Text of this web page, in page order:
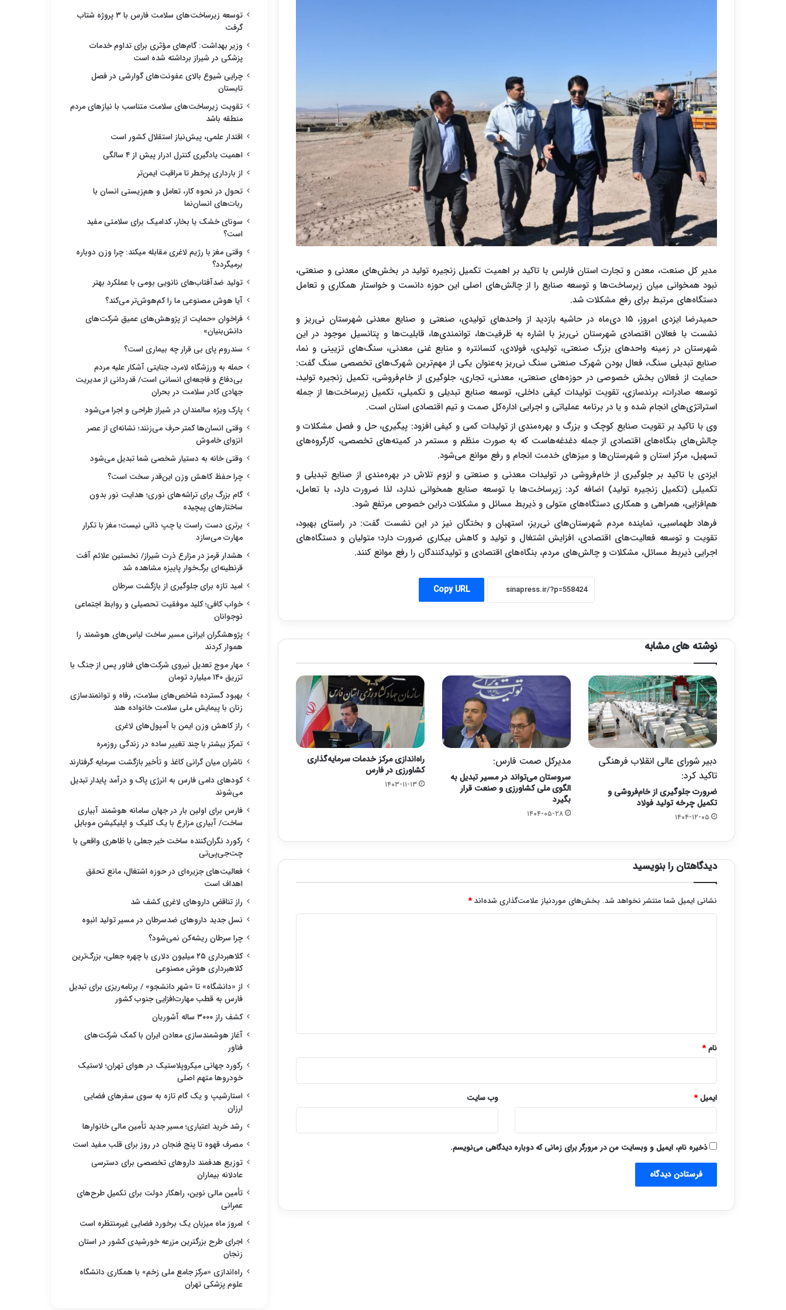
مدیر کل صنعت، معدن و تجارت استان فارلس با تاکید بر اهمیت تکمیل زنجیره تولید در بخش‌های معدنی و صنعتی،
نبود همخوانی میان زیرساخت‌ها و توسعه صنایع را از چالش‌های اصلی این حوزه دانست و خواستار همکاری و تعامل
دستگاه‌های مرتبط برای رفع مشکلات شد.
حمیدرضا ایزدی امروز، ۱۵ دی‌ماه در حاشیه بازدید از واحدهای تولیدی، صنعتی و صنایع معدنی شهرستان نی‌ریز و
نشست با فعالان اقتصادی شهرستان نی‌ریز با اشاره به ظرفیت‌ها، توانمندی‌ها، قابلیت‌ها و پتانسیل موجود در این
شهرستان در زمینه واحدهای بزرگ صنعتی، تولیدی، فولادی، کنسانتره و منابع غنی معدنی، سنگ‌های تزیینی و نما،
صنایع تبدیلی سنگ، فعال بودن شهرک صنعتی سنگ نی‌ریز به‌عنوان یکی از مهم‌ترین شهرک‌های تخصصی سنگ گفت:
حمایت از فعالان بخش خصوصی در حوزه‌های صنعتی، معدنی، تجاری، جلوگیری از خام‌فروشی، تکمیل زنجیره تولید،
توسعه صادرات، برندسازی، تقویت تولیدات کیفی داخلی، توسعه صنایع تبدیلی و تکمیلی، تکمیل زیرساخت‌ها از جمله
استراتژی‌های انجام شده و یا در برنامه عملیاتی و اجرایی اداره‌کل صمت و تیم اقتصادی استان است.
وی با تاکید بر تقویت صنایع کوچک و بزرگ و بهره‌مندی از تولیدات کمی و کیفی افزود: پیگیری، حل و فصل مشکلات و
چالش‌های بنگاه‌های اقتصادی از جمله دغدغه‌هاست که به صورت منظم و مستمر در کمیته‌های تخصصی، کارگروه‌های
تسهیل، مرکز استان و شهرستان‌ها و میزهای خدمت انجام و رفع موانع می‌شود.
ایزدی با تاکید بر جلوگیری از خام‌فروشی در تولیدات معدنی و صنعتی و لزوم تلاش در بهره‌مندی از صنایع تبدیلی و
تکمیلی (تکمیل زنجیره تولید) اضافه کرد: زیرساخت‌ها با توسعه صنایع همخوانی ندارد، لذا ضرورت دارد، با تعامل،
هم‌افزایی، همراهی و همکاری دستگاه‌های متولی و ذیربط مسائل و مشکلات دراین خصوص مرتفع شود.
فرهاد طهماسبی، نماینده مردم شهرستان‌های نی‌ریز، استهبان و بختگان نیز در این نشست گفت: در راستای بهبود،
تقویت و توسعه فعالیت‌های اقتصادی، افزایش اشتغال و تولید و کاهش بیکاری ضرورت دارد؛ متولیان و دستگاه‌های
اجرایی ذیربط مسائل، مشکلات و چالش‌های مردم، بنگاه‌های اقتصادی و تولیدکنندگان را رفع موانع کنند.
Copy URL
نوشته های مشابه
دبیر شورای عالی انقلاب فرهنگی
تاکید کرد:
ضرورت جلوگیری از خام‌فروشی و
تکمیل چرخه تولید فولاد
۱۴۰۴-۱۲-۰۵
مدیرکل صمت فارس:
سروستان می‌تواند در مسیر تبدیل به
الگوی ملی کشاورزی و صنعت قرار
بگیرد
۱۴۰۴-۰۵-۲۸
راه‌اندازی مرکز خدمات سرمایه‌گذاری
کشاورزی در فارس
۱۴۰۳-۱۱-۱۳
دیدگاهتان را بنویسید
نشانی ایمیل شما منتشر نخواهد شد. بخش‌های موردنیاز علامت‌گذاری شده‌اند*
نام*
ایمیل* وب‌ سایت
ذخیره نام، ایمیل و وبسایت من در مرورگر برای زمانی که دوباره دیدگاهی می‌نویسم.
توسعه زیرساخت‌های سلامت فارس با ۳ پروژه شتاب
گرفت
وزیر بهداشت: گام‌های مؤثری برای تداوم خدمات
پزشکی در شیراز برداشته شده است
چرایی شیوع بالای عفونت‌های گوارشی در فصل
تابستان
تقویت زیرساخت‌های سلامت متناسب با نیازهای مردم
منطقه باشد
اقتدار علمی، پیش‌نیاز استقلال کشور است
اهمیت یادگیری کنترل ادرار پیش از ۴ سالگی
از بارداری پرخطر تا مراقبت ایمن‌تر
تحول در نحوه کار، تعامل و هم‌زیستی انسان با
ربات‌های انسان‌نما
سونای خشک یا بخار، کدامیک برای سلامتی مفید
است؟
وقتی مغز با رژیم لاغری مقابله میکند: چرا وزن دوباره
برمیگردد؟
تولید ضدآفتاب‌های نانویی بومی با عملکرد بهتر
آیا هوش مصنوعی ما را کم‌هوش‌تر می‌کند؟
فراخوان «حمایت از پژوهش‌های عمیق شرکت‌های
دانش‌بنیان»
سندروم پای بی قرار چه بیماری است؟
حمله به ورزشگاه لامرد، جنایتی آشکار علیه مردم
بی‌دفاع و فاجعه‌ای انسانی است/ قدردانی از مدیریت
جهادی کادر سلامت در بحران
پارک ویژه سالمندان در شیراز طراحی و اجرا می‌شود
وقتی انسان‌ها کمتر حرف می‌زنند؛ نشانه‌ای از عصر
انزوای خاموش
وقتی خانه به دستیار شخصی شما تبدیل می‌شود
چرا حفظ کاهش وزن این‌قدر سخت است؟
گام بزرگ برای تراشه‌های نوری؛ هدایت نور بدون
ساختارهای پیچیده
برتری دست راست یا چپ ذاتی نیست؛ مغز با تکرار
مهارت می‌سازد
هشدار قرمز در مزارع ذرت شیراز/ نخستین علائم آفت
قرنطینه‌ای برگ‌خوار پاییزه مشاهده شد
امید تازه برای جلوگیری از بازگشت سرطان
خواب کافی؛ کلید موفقیت تحصیلی و روابط اجتماعی
نوجوانان
پژوهشگران ایرانی مسیر ساخت لباس‌های هوشمند را
هموار کردند
مهار موج تعدیل نیروی شرکت‌های فناور پس از جنگ با
تزریق ۱۴۰ میلیارد تومان
بهبود گسترده شاخص‌های سلامت، رفاه و توانمندسازی
زنان با پیمایش ملی سلامت خانواده هند
راز کاهش وزن ایمن با آمپول‌های لاغری
تمرکز بیشتر با چند تغییر ساده در زندگی روزمره
ناشران میان گرانی کاغذ و تأخیر بازگشت سرمایه گرفتارند
کودهای دامی فارس به انرژی پاک و درآمد پایدار تبدیل
می‌شوند
فارس برای اولین بار در جهان سامانه هوشمند آبیاری
ساخت/ آبیاری مزارع با یک کلیک و اپلیکیشن موبایل
رکورد نگران‌کننده ساخت خبر جعلی با ظاهری واقعی با
چت‌جی‌پی‌تی
فعالیت‌های جزیره‌ای در حوزه اشتغال، مانع تحقق
اهداف است
راز تناقض داروهای لاغری کشف شد
نسل جدید داروهای ضدسرطان در مسیر تولید انبوه
چرا سرطان ریشه‌کن نمی‌شود؟
کلاهبرداری ۲۵ میلیون دلاری با چهره جعلی، بزرگ‌ترین
کلاهبرداری هوش مصنوعی
از «دانشگاه» تا «شهر دانشجو» / برنامه‌ریزی برای تبدیل
فارس به قطب مهارت‌افزایی جنوب کشور
کشف راز ۳۰۰۰ ساله آشوریان
آغاز هوشمندسازی معادن ایران با کمک شرکت‌های
فناور
رکورد جهانی میکروپلاستیک در هوای تهران؛ لاستیک
خودروها متهم اصلی
استارشیپ و یک گام تازه به سوی سفرهای فضایی
ارزان
رشد خرید اعتباری؛ مسیر جدید تأمین مالی خانوارها
مصرف قهوه تا پنج فنجان در روز برای قلب مفید است
توزیع هدفمند داروهای تخصصی برای دسترسی
عادلانه بیماران
تأمین مالی نوین، راهکار دولت برای تکمیل طرح‌های
عمرانی
امروز ماه میزبان یک برخورد فضایی غیرمنتظره است
اجرای طرح بزرگترین مزرعه خورشیدی کشور در استان
زنجان
راه‌اندازی «مرکز جامع ملی زخم» با همکاری دانشگاه
علوم پزشکی تهران